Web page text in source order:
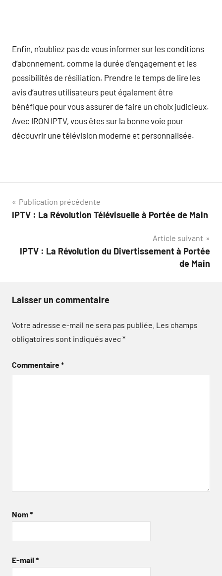
Enfin, n’oubliez pas de vous informer sur les conditions
d’abonnement, comme la durée d’engagement et les
possibilités de résiliation. Prendre le temps de lire les
avis d’autres utilisateurs peut également être
bénéfique pour vous assurer de faire un choix judicieux.
Avec IRON IPTV, vous êtes sur la bonne voie pour
découvrir une télévision moderne et personnalisée.
Navigation
de
Publication précédente
IPTV : La Révolution Télévisuelle à Portée de Main
Article suivant
IPTV : La Révolution du Divertissement à Portée
de Main
Laisser un commentaire
Votre adresse e-mail ne sera pas publiée. Les champs
obligatoires sont indiqués avec*
Commentaire*
Nom*
E-mail *